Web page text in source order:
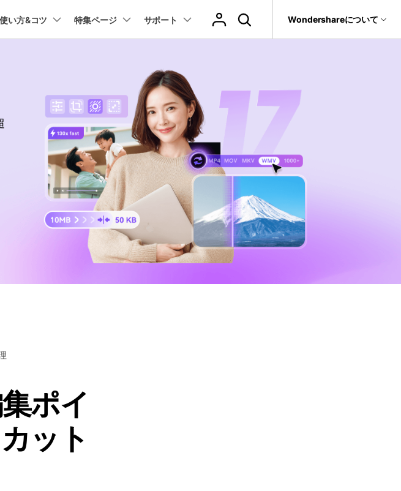
データ復元・バックアップ
Recoverit
データ復元ソフト
Repairit
動画・写真・ファイル修復ソフト
Dr.Fone
スマートフォン管理ソフト
MobileTrans
スマホ間のデータ転送ソフト
FamiSafe
子供の安全を守るアプリ
Wondershareについて
サポートセンター
Filmora
UniConverter
データ復元・転送
Dr.Fone
Recoverit
企業情報
わせ
プラン＆価格 サポート Wondershareについて
版
Mac版
AI 画像補正 >
シーン検出 >
透かし編集 >
ボイスチェンジャー
音声/動画
動画・音声変換 > プレーヤー >
動画・音声圧縮 > 動画・音声結合 >
動画・音声編集 > 音声をテキストに >
その他の機能 > 録画・録音 >
DVD・CD作成 >
動画変換ツール
・画像の無料変換
Hot
使い方&コツ
動画関連のコツ
動画・音楽変換
動画ダウンロード
動画圧縮
もっと見る >>
特集ページ
教育現場で活用
YouTube関連
活用シーン
サポート
バージョン履歴
ポイ
ット